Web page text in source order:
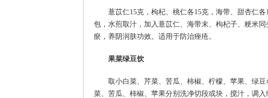
薏苡仁15克，枸杞、桃仁各15克，海带、甜杏仁
包，水煎取汁，加入薏苡仁、海带末、枸杞子、粳米
瘀，养阴润肤功效。适用于防治痤疮。
果菜绿豆饮
取小白菜、芹菜、苦瓜、柿椒、柠檬、苹果、绿
菜、苦瓜、柿椒、苹果分别洗净切段或块，搅汁，调